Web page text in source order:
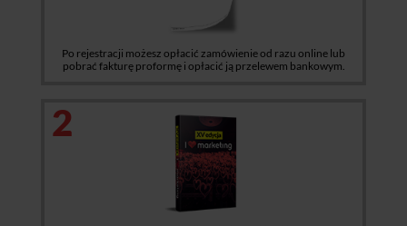
Po rejestracji możesz opłacić zamówienie od razu online lub
pobrać fakturę proformę i opłacić ją przelewem bankowym.
2